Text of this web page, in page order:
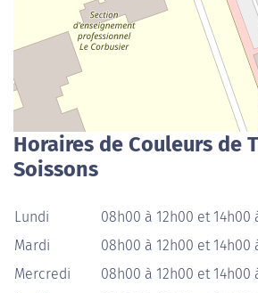
Horaires de Couleurs de
Soissons
Lundi
08h00 à 12h00 et 14h00
Mardi
08h00 à 12h00 et 14h00
Mercredi
08h00 à 12h00 et 14h00